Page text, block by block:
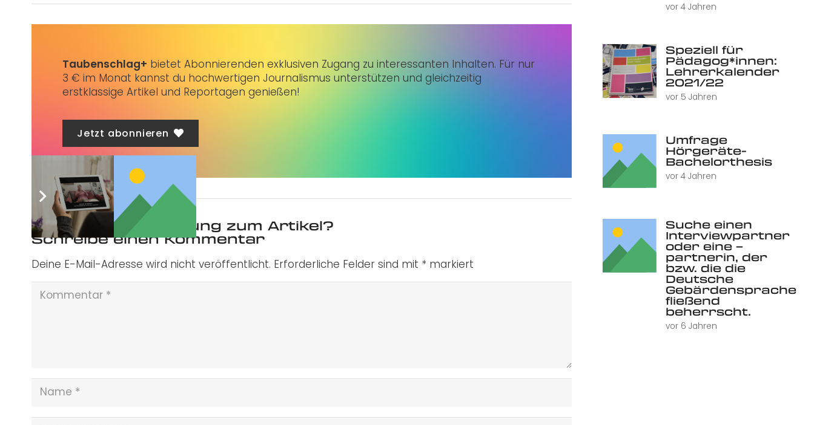
Taubenschlag+ bietet Abonnierenden exklusiven Zugang zu interessanten Inhalten. Für nur
3 € im Monat kannst du hochwertigen Journalismus unterstützen und gleichzeitig
erstklassige Artikel und Reportagen genießen!
Jetzt abonnieren
Was ist deine Meinung zum Artikel?
Schreibe einen Kommentar
Deine E-Mail-Adresse wird nicht veröffentlicht. Erforderliche Felder sind mit * markiert
vor 4 Jahren
Speziell für
Pädagog*innen:
Lehrerkalender
2021/22
vor 5 Jahren
Umfrage
Hörgeräte-
Bachelorthesis
vor 4 Jahren
Suche einen
Interviewpartner
oder eine –
partnerin, der
bzw. die die
Deutsche
Gebärdensprache
fließend
beherrscht.
vor 6 Jahren